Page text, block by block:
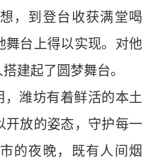
，到登台收获满堂喝
舞台上得以实现。对他
建起了圆梦舞台。
潍坊有着鲜活的本土
开放的姿态，守护每一
的夜晚，既有人间烟